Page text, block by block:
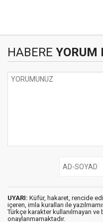
HABERE YORUM
UYARI: Küfür, hakaret, rencide
içeren, imla kuralları ile
Türkçe karakter kullanılmayan ve
onaylanmamaktadır.